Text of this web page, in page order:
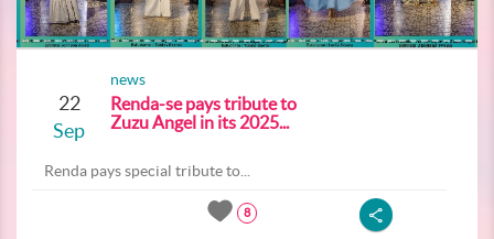
22
Sep
news
Renda-se pays tribute to
Zuzu Angel in its 2025...
Renda pays special tribute to...
8